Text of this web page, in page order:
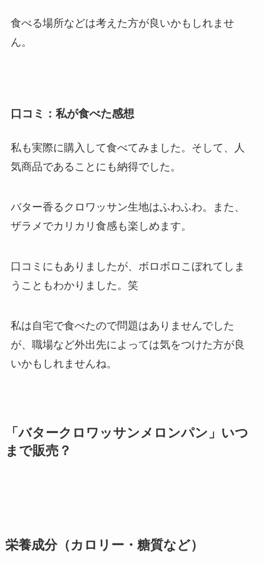
食べる場所などは考えた方が良いかもしれませ
ん。
口コミ：私が食べた感想
私も実際に購入して食べてみました。そして、人
気商品であることにも納得でした。
バター香るクロワッサン生地はふわふわ。また、
ザラメでカリカリ食感も楽しめます。
口コミにもありましたが、ボロボロこぼれてしま
うこともわかりました。笑
私は自宅で食べたので問題はありませんでした
が、職場など外出先によっては気をつけた方が良
いかもしれませんね。
「バタークロワッサンメロンパン」いつ
まで販売？
栄養成分（カロリー・糖質など）